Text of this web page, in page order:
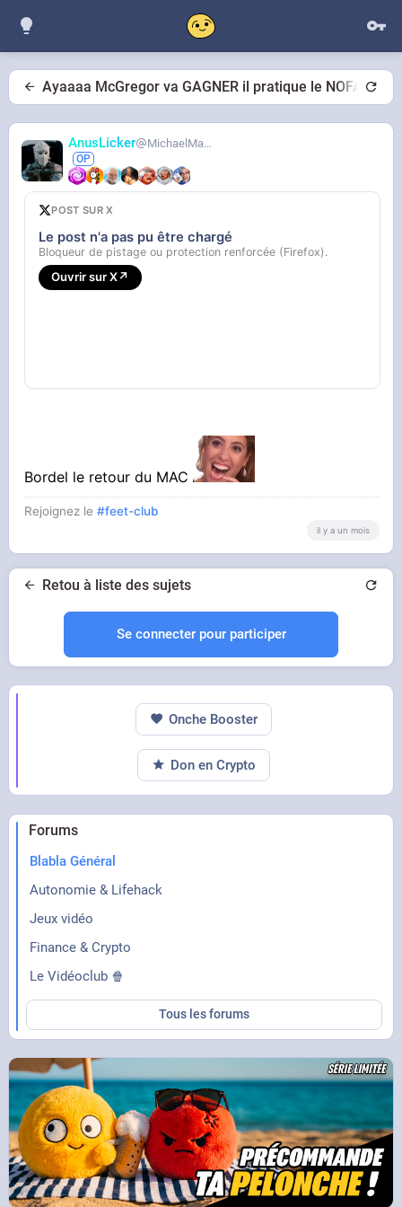
Ayaaaa McGregor va GAGNER il pratique le NOFAP
AnusLicker MichaelMann
POST SUR X
Le post n'a pas pu être chargé
Bloqueur de pistage ou protection renforcée (Firefox).
Ouvrir sur X↗
Bordel le retour du MAC
Rejoignez le#feet-club
il y a un mois
Retou à liste des sujets
Se connecter pour participer
Forums
Blabla Général
Autonomie & Lifehack
Jeux vidéo
Finance & Crypto
Le Vidéoclub 🍿
Tous les forums
Onche Booster
Don en Crypto